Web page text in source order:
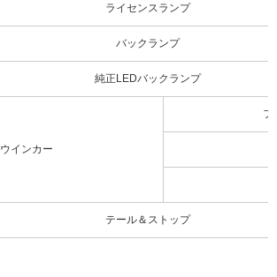
ライセンスランプ
バックランプ
純正LEDバックランプ
ウインカー
フ
テール＆ストップ